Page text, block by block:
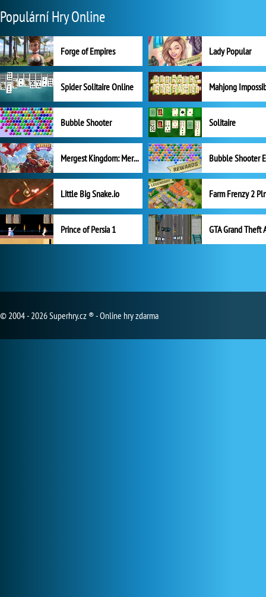
Populární Hry Online
Forge of Empires Lady Popular
Spider Solitaire Online Mahjong
Bubble Shooter Solitaire
Mergest Kingdom: Merge Puzzle
Little Big Snake.io
Prince of Persia 1 GTA Grand Theft
© 2004 - 2026 Superhry.cz ® - Online hry zdarma